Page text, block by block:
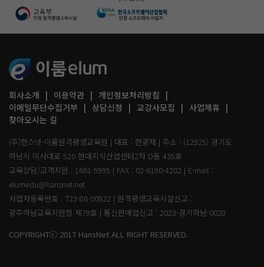
회사소개 이용약관
개인정보처리방침
이메일무단수집거부
상담신청 교강사모집
사업제휴
찾아오시는 길
(주)한스넷-이룸원격평생교육원 | 대표 : 한광재 | 주소 : (12925) 경기도
하남시 미사대로 520 현대지식산업센터2차 D동 435호
교육상담/고객지원 : 1661-5995 | FAX : 02-6190-4202 | E-mail :
elumedu@hansnet.net
사업자등록번호 : 723-86-00922 | 원격평생교육시설신고 :
광주하남교육지원청 제79호 | 통신판매업신고 : 2023-경기하남-0028
COPYRIGHTⓒ 2017 HansNet ALL RIGHT RESERVED.